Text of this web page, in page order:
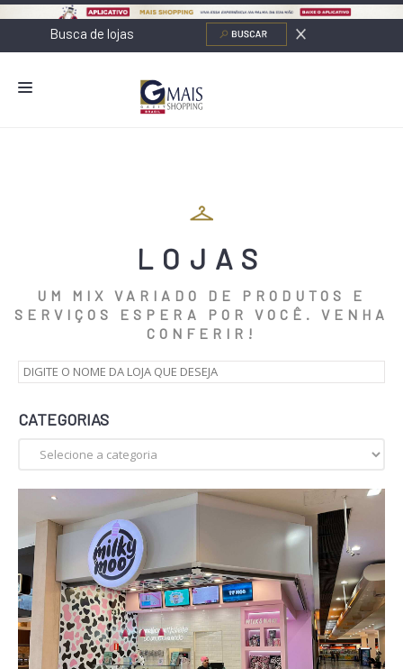
NOVOS NEGÓCIOS
O SHOPPING
SERVIÇOS
LOJAS
UM MIX VARIADO DE PRODUTOS E
SERVIÇOS ESPERA POR VOCÊ. VENHA
CONFERIR!
CATEGORIAS